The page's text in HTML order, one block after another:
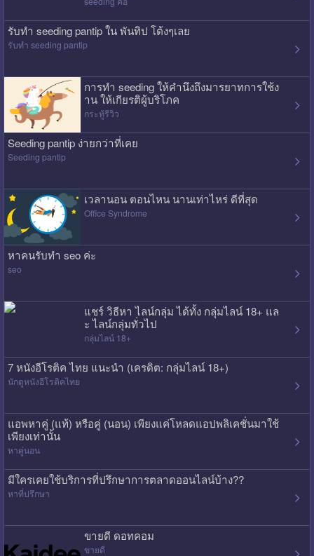
รับทำ seeding pantip ใน พันทิป โต้งๆเลย
รับทำ seeding pantip
การทำ seeding ให้คำนึงถึงมารยาทการใช้ง
าน ให้เกียรติผู้บริโภค
กระทู้รีวิว
Seeding pantip ง่ายกว่าที่เคย
Seeding pantip
เวลานอน ตอนไหน นานเท่าไหร่ ดีที่สุด
Office Syndrome
หาคนรับทำ seo ค่ะ
seo
แชร์ วิธีหา ไลน์กลุ่ม ได้ทั้ง กลุ่มไลน์ 18+ แล
ะ ไลน์กลุ่มทั่วไป
กลุ่มไลน์ 18+
7 หนังอีโรติค ไทย แนะนำ (เครดิต: กลุ่มไลน์ 18+)
นักดูหนังอีโรติคไทย
แอพหาคู่ (แท้) หรือคู่ (นอน) เพียงแค่โหลดแอปพลิเคชั่นมาใช้
เพียงเท่านั้น
หาคู่นอน
มีใครเคยใช้บริการที่ปรึกษาการตลาดออนไลน์บ้าง??
หาที่ปรึกษา
ขายดี ดอทคอม
ขายดี